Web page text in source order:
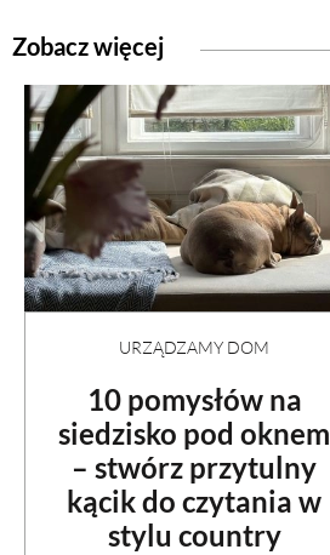
Zobacz więcej
URZĄDZAMY DOM
10 pomysłów na
siedzisko pod oknem
– stwórz przytulny
kącik do czytania w
stylu country